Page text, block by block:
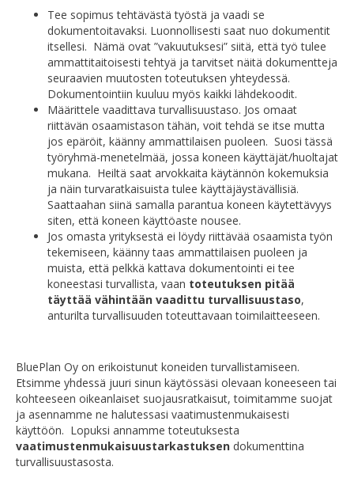
Tee sopimus tehtävästä työstä ja vaadi se
dokumentoitavaksi. Luonnollisesti saat nuo dokumentit
itsellesi. Nämä ovat ”vakuutuksesi” siitä, että työ tulee
ammattitaitoisesti tehtyä ja tarvitset näitä dokumentteja
seuraavien muutosten toteutuksen yhteydessä.
Dokumentointiin kuuluu myös kaikki lähdekoodit.
Määrittele vaadittava turvallisuustaso. Jos omaat
riittävän osaamistason tähän, voit tehdä se itse mutta
jos epäröit, käänny ammattilaisen puoleen. Suosi tässä
työryhmä-menetelmää, jossa koneen käyttäjät/huoltajat
mukana. Heiltä saat arvokkaita käytännön kokemuksia
ja näin turvaratkaisuista tulee käyttäjäystävällisiä.
Saattaahan siinä samalla parantua koneen käytettävyys
siten, että koneen käyttöaste nousee.
Jos omasta yrityksestä ei löydy riittävää osaamista työn
tekemiseen, käänny taas ammattilaisen puoleen ja
muista, että pelkkä kattava dokumentointi ei tee
koneestasi turvallista, vaan toteutuksen pitää
täyttää vähintään vaadittu turvallisuustaso,
anturilta turvallisuuden toteuttavaan toimilaitteeseen.
BluePlan Oy on erikoistunut koneiden turvallistamiseen.
Etsimme yhdessä juuri sinun käytössäsi olevaan koneeseen tai
kohteeseen oikeanlaiset suojausratkaisut, toimitamme suojat
ja asennamme ne halutessasi vaatimustenmukaisesti
käyttöön. Lopuksi annamme toteutuksesta
vaatimustenmukaisuustarkastuksen dokumenttina
turvallisuustasosta.